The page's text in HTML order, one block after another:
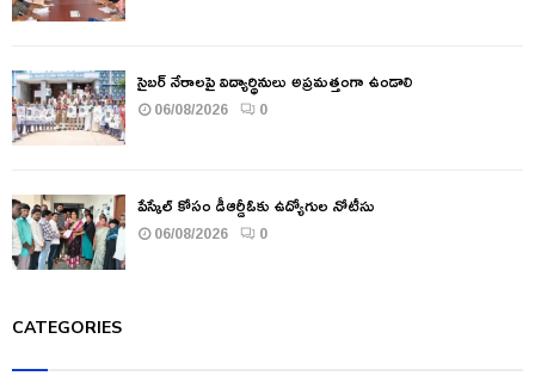
సైబర్ నేరాలపై విద్యార్థినులు అప్రమత్తంగా ఉండాలి
06/08/2026 0
పేస్కేల్ కోసం డీఆర్డీఓకు ఉద్యోగుల నోటీసు
06/08/2026 0
CATEGORIES